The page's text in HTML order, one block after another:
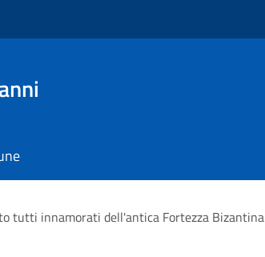
tutti innamorati dell'antica Fortezza Bizantina